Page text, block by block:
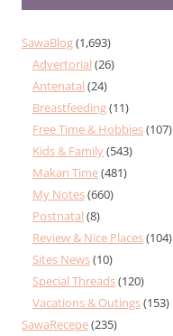
SawaBlog(1,693)
Advertorial (26)
Antenatal (24)
Breastfeeding(11)
Free Time & Hobbies(107)
Kids & Family(543)
Makan Time(481)
My Notes(660)
Postnatal (8)
Review & Nice Places(104)
Sites News(10)
Special Threads(120)
Vacations & Outings(153)
SawaRecepe(235)